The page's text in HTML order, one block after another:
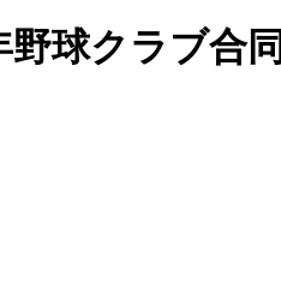
球クラブ合同